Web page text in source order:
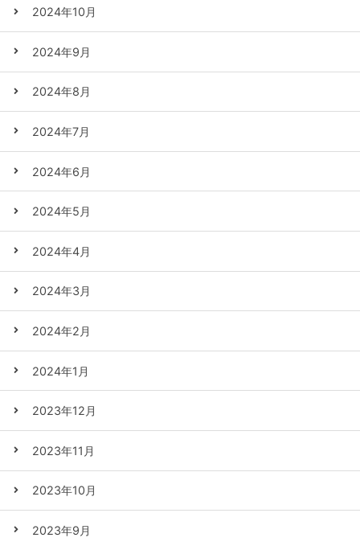
2024年10月
2024年9月
2024年8月
2024年7月
2024年6月
2024年5月
2024年4月
2024年3月
2024年2月
2024年1月
2023年12月
2023年11月
2023年10月
2023年9月